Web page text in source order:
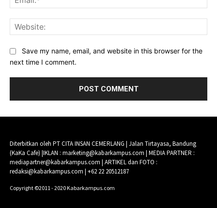
Save my name, email, and website in this browser for the
next time I comment.
Diterbitkan oleh PT CITA INSAN CEMERLANG | Jalan Tirtayasa, Bandung
(KaKa Cafe) |IKLAN : marketing@kabarkampus.com | MEDIA PARTNER :
mediapartner@kabarkampus.com | ARTIKEL dan FOTO :
redaksi@kabarkampus.com | +62 22 20512187
Copyright ©2011 - 2020 Kabarkampus.com